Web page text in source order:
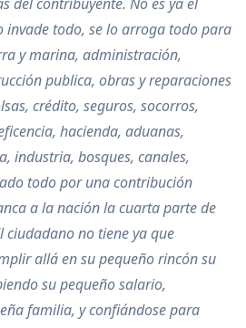
invade todo, se lo arroga todo para
y marina, administración,
publica, obras y reparaciones
crédito, seguros, socorros,
hacienda, aduanas,
industria, bosques, canales,
todo por una contribución
a la nación la cuarta parte de
ciudadano no tiene ya que
allá en su pequeño rincón su
su pequeño salario,
familia, y confiándose para